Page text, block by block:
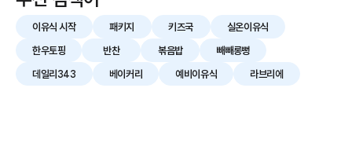
이유식 시작 패키지 키즈국
실온이유식
한우토핑
반찬 볶음밥
빼빼롱뻥
데일리343
베이커리 예비이유식 라브리에